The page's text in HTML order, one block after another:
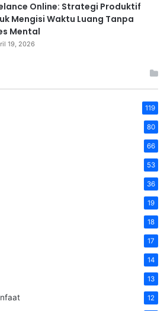
Online: Strategi Produktif
Mengisi Waktu Luang Tanpa
Mental
19, 2026
119
80
66
53
36
19
18
17
14
13
12